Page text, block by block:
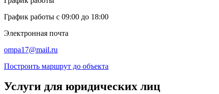
График работы с 09:00 до 18:00
Электронная почта
ompa17@mail.ru
Построить маршрут до объекта
Услуги для юридических лиц